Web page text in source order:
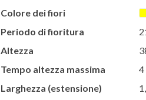
Colore dei fiori
Periodo di fioritura
Altezza
Tempo altezza massima
4
Larghezza (estensione)